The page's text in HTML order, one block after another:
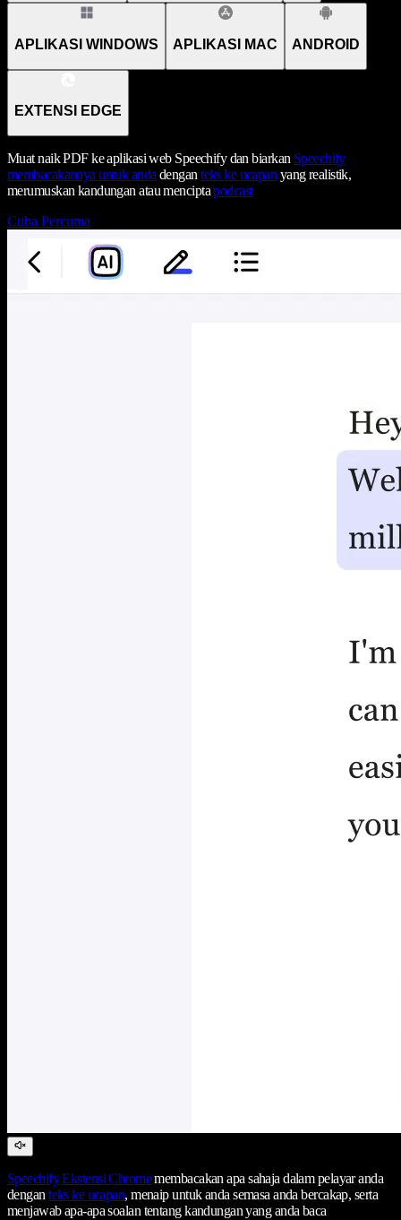
APLIKASI WINDOWS APLIKASI MAC ANDROID
EXTENSI EDGE
Muat naik PDF ke aplikasi web Speechify dan biarkan Speechify
membacakannya untuk anda denganteks ke ucapan yang realistik,
merumuskan kandungan atau menciptapodcast
Cuba Percuma
Speechify Ekstensi Chromemembacakan apa sahaja dalam pelayar anda
denganteks ke ucapan, menaip untuk anda semasa anda bercakap, serta
menjawab apa-apa soalan tentang kandungan yang anda baca